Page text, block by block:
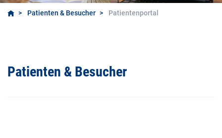
Patienten & Besucher Patientenportal
Patienten & Besucher